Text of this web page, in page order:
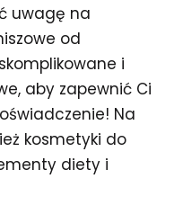
uwagę na
od
i
aby zapewnić Ci
Na
kosmetyki do
diety i